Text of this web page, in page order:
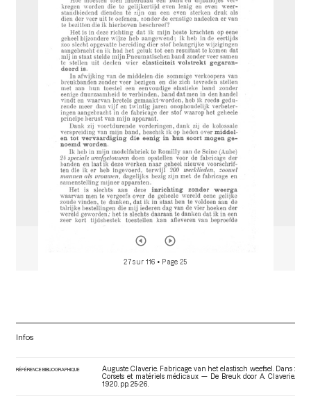
27 sur 116 • Page 25
Infos
RÉFÉRENCE BIBLIOGRAPHIQUE
Auguste Claverie. Fabricage van het elastisch weefsel. Dans :
Corsets et matériels médicaux — De Breuk door A. Claverie.
1920. pp. 25-26.